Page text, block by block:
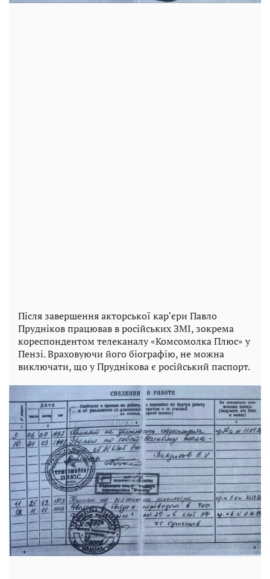
Після завершення акторської карʼєри Павло
Прудніков працював в російських ЗМІ, зокрема
кореспондентом телеканалу «Комсомолка Плюс» у
Пензі. Враховуючи його біографію, не можна
виключати, що у Пруднікова є російський паспорт.